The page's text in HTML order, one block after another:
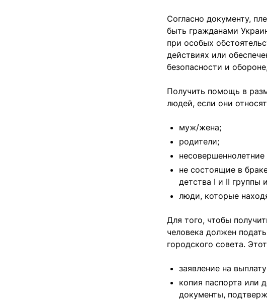
Согласно документу,
быть гражданами
при особых
действиях или
безопасности и
Получить помощь в
людей, если они
муж/жена;
родители;
несовершеннолетние
не состоящие в
детства I и II группы
люди, которые
Для того, чтобы
человека должен
городского совета.
заявление на
копия паспорта или
документы,